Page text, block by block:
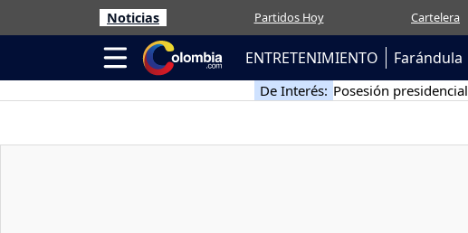
Noticias Partidos Hoy Cartelera
ENTRETENIMIENTO Farándula
De Interés: Posesión presidencial